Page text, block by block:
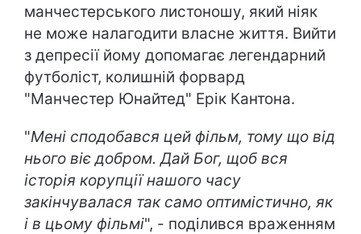
манчестерського листоношу, який ніяк
не може налагодити власне життя. Вийти
з депресії йому допомагає легендарний
футболіст, колишній форвард
"Манчестер Юнайтед" Ерік Кантона.
"Мені сподобався цей фільм, тому що від
нього віє добром. Дай Бог, щоб вся
історія корупції нашого часу
закінчувалася так само оптимістично, як
і в цьому фільмі", - поділився враженням